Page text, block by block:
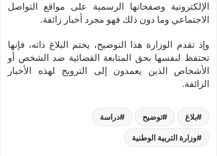
الإلكترونية وصفحاتها الرسمية على مواقع التواصل
الاجتماعي وما دون ذلك فهو مجرد أخبار زائفة.
وإذ تقدم الوزارة هذا التوضيح، يختم البلاغ ذاته، فإنها
تحتفظ لنفسها بحق المتابعة القضائية ضد الشخص أو
الأشخاص الذين يعمدون إلى الترويج لهذه الأخبار
الزائفة.
بلاغ توضيح دراسة
وزارة التربية الوطنية